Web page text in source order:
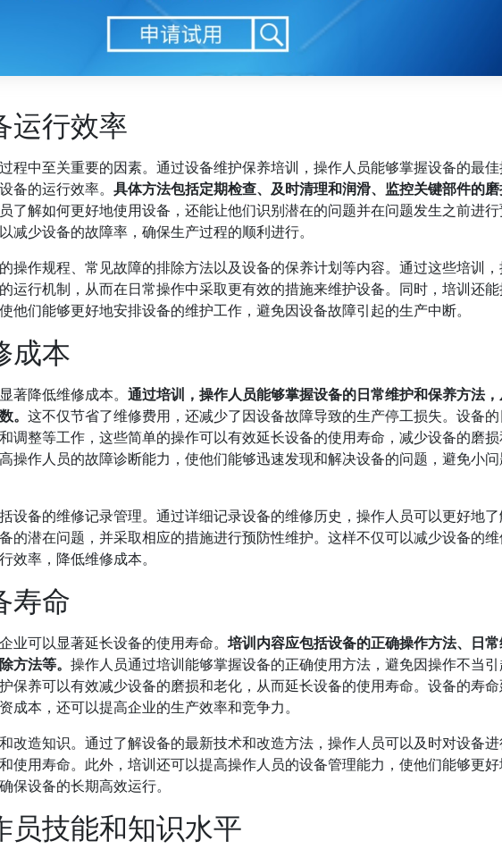
运行效率
程中至关重要的因素。通过设备维护保养培训，操作人员能够掌握设备的最
备的运行效率。具体方法包括定期检查、及时清理和润滑、监控关键部件的
了解如何更好地使用设备，还能让他们识别潜在的问题并在问题发生之前进
减少设备的故障率，确保生产过程的顺利进行。
操作规程、常见故障的排除方法以及设备的保养计划等内容。通过这些培训，
运行机制，从而在日常操作中采取更有效的措施来维护设备。同时，培训还
他们能够更好地安排设备的维护工作，避免因设备故障引起的生产中断。
成本
著降低维修成本。通过培训，操作人员能够掌握设备的日常维护和保养方法
。这不仅节省了维修费用，还减少了因设备故障导致的生产停工损失。设备
调整等工作，这些简单的操作可以有效延长设备的使用寿命，减少设备的磨
操作人员的故障诊断能力，使他们能够迅速发现和解决设备的问题，避免小
设备的维修记录管理。通过详细记录设备的维修历史，操作人员可以更好地
的潜在问题，并采取相应的措施进行预防性维护。这样不仅可以减少设备的
效率，降低维修成本。
寿命
业可以显著延长设备的使用寿命。培训内容应包括设备的正确操作方法、日
方法等。操作人员通过培训能够掌握设备的正确使用方法，避免因操作不当
保养可以有效减少设备的磨损和老化，从而延长设备的使用寿命。设备的寿
成本，还可以提高企业的生产效率和竞争力。
改造知识。通过了解设备的最新技术和改造方法，操作人员可以及时对设备
使用寿命。此外，培训还可以提高操作人员的设备管理能力，使他们能够更
保设备的长期高效运行。
员技能和知识水平